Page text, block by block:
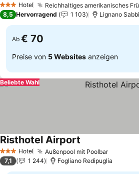
3 SterneHotel Reichhaltiges amerikanisches
8,5 Hervorragend 1 103 Lignano
Ab € 70
Preise von 5 Websites anzeigen
Beliebte Wahl
3 SterneHotel Außenpool mit Poolbar
Risthotel Airport
7,1 1 244 Fogliano Redipuglia